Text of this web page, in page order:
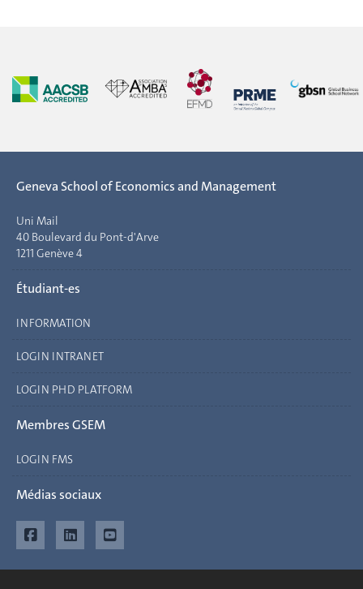
Geneva School of Economics and Management
Uni Mail
40 Boulevard du Pont-d'Arve
1211 Genève 4
Étudiant-es
INFORMATION
LOGIN INTRANET
LOGIN PHD PLATFORM
Membres GSEM
LOGIN FMS
Médias sociaux